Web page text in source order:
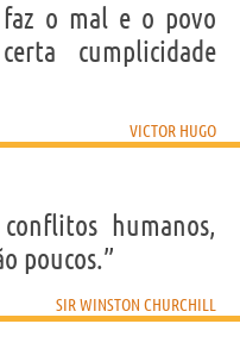
o mal e o povo
cumplicidade
VICTOR HUGO
humanos,
poucos.”
SIR WINSTON CHURCHILL